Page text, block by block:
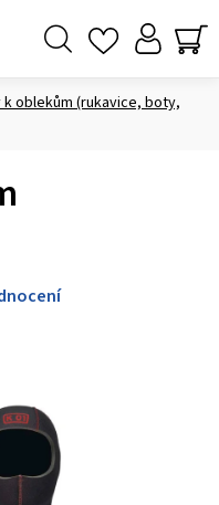
k oblekům (rukavice, boty,